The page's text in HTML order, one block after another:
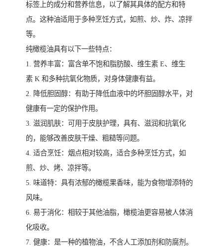
标签上的成分和营养信息，以了解其具体的配方和特
点。这种油适用于多种烹饪方式，如煎、炒、炸、凉拌
等。
纯橄榄油具有以下一些特点：
1. 营养丰富：富含单不饱和脂肪酸、维生素 E、维生
素 K 和多种抗氧化物质，对身体健康有益。
2. 降低胆固醇：有助于降低血液中的坏胆固醇水平，对
健康有一定的保护作用。
3. 滋润肌肤：可用于皮肤护理，具有、滋润和抗氧化
的，能够改善皮肤干燥、粗糙等问题。
4. 适合烹饪：烟点相对较高，适合多种烹饪方式，如
煎、炒、烤、凉拌等。
5. 味道特：具有浓郁的橄榄果香味，能为食物增添特的
风味。
6. 易于消化：相较于其他油脂，橄榄油更容易被人体消
化吸收。
7. 健康：是一种的植物油，不含人工添加剂和防腐剂。